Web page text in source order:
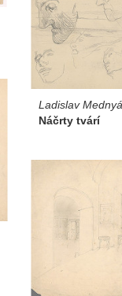
Ladislav
Náčrty tvárí